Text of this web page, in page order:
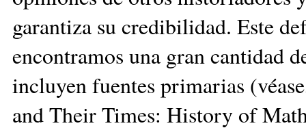
garantiza su credibilidad. Este
encontramos una gran cantidad
incluyen fuentes primarias
and Their Times: History of